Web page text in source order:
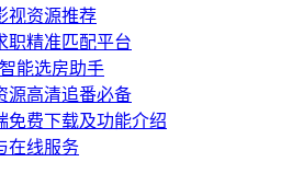
视资源推荐
职精准匹配平台
能选房助手
源高清追番必备
免费下载及功能介绍
在线服务